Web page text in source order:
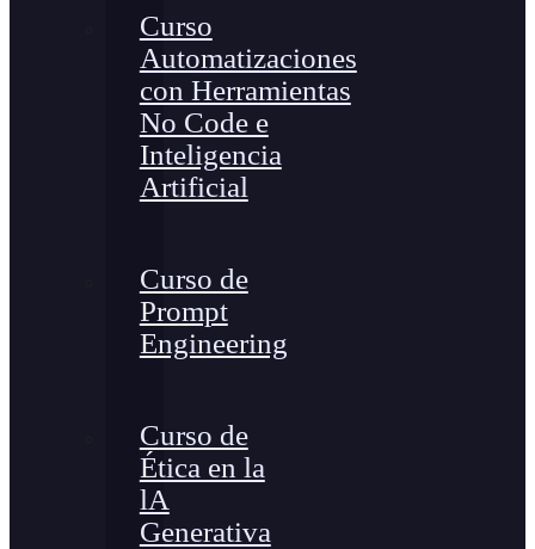
Curso
Automatizaciones
con Herramientas
No Code e
Inteligencia
Artificial
Curso de
Prompt
Engineering
Curso de
Ética en la
lA
Generativa